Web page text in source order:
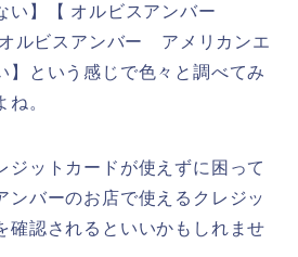
い】【 オルビスアンバー
ルビスアンバー アメリカンエ
という感じで色々と調べてみ
ね。
ジットカードが使えずに困って
ンバーのお店で使えるクレジッ
確認されるといいかもしれませ